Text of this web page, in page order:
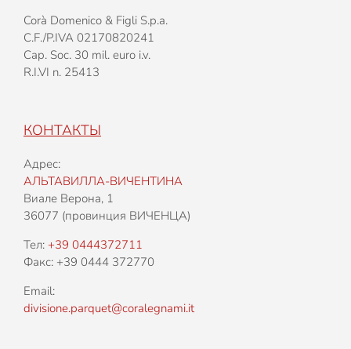
Corà Domenico & Figli S.p.a.
C.F./P.IVA 02170820241
Cap. Soc. 30 mil. euro i.v.
R.I.VI n. 25413
КОНТАКТЫ
Адрес:
АЛЬТАВИЛЛА-ВИЧЕНТИНА
Виале Верона, 1
36077 (провинция ВИЧЕНЦА)
Тел: +39 0444372711
Факс: +39 0444 372770
Email:
divisione.parquet@coralegnami.it